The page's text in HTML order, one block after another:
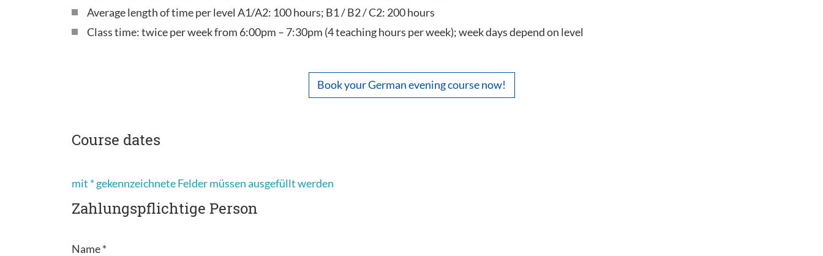
Average length of time per level A1/A2: 100 hours; B1 / B2 / C2: 200 hours
Class time: twice per week from 6:00pm – 7:30pm (4 teaching hours per week); week days depend on level
Book your German evening course now!
Course dates
mit * gekennzeichnete Felder müssen ausgefüllt werden
Zahlungspflichtige Person
Name *